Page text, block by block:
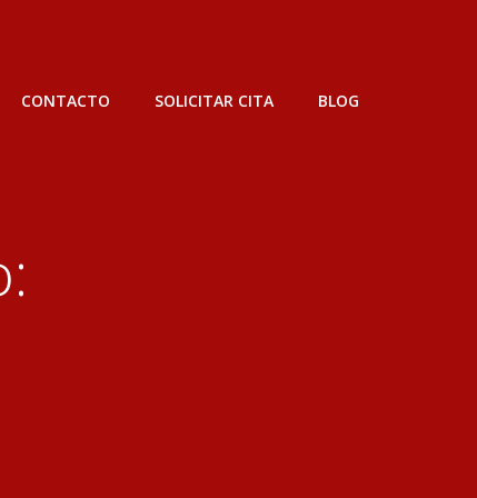
CONTACTO SOLICITAR CITA BLOG